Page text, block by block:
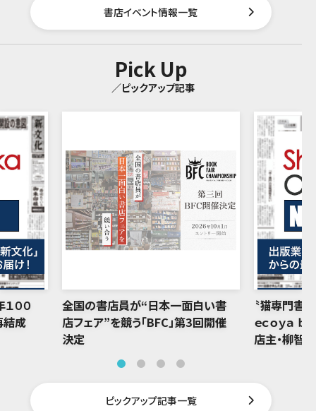
書店イベント情報一覧
Pick Up
／ピックアップ記事
００
結成
全国の書店員が“日本一面白い書
店フェア”を競う「BFC」第3回開催
決定
〝猫専門書
ｅｃｏｙａ ｂ
店主・柳智
ピックアップ記事一覧